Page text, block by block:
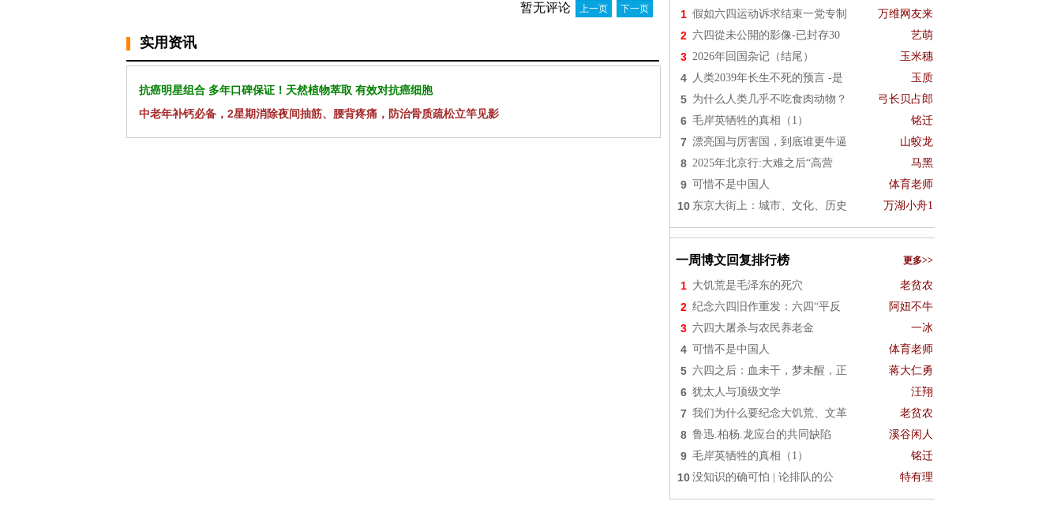
暂无评论 上一页 下一页
实用资讯
抗癌明星组合 多年口碑保证！天然植物萃取 有效对抗癌细胞
中老年补钙必备，2星期消除夜间抽筋、腰背疼痛，防治骨质疏松立竿见影
1 假如六四运动诉求结束一党专制 万维网友来
2 六四從未公開的影像-已封存30 艺萌
3 2026年回国杂记（结尾） 玉米穗
4 人类2039年长生不死的预言 -是 玉质
5 为什么人类几乎不吃食肉动物？ 弓长贝占郎
6 毛岸英牺牲的真相（1） 铭迁
7 漂亮国与厉害国，到底谁更牛逼 山蛟龙
8 2025年北京行:大难之后“高营 马黑
9 可惜不是中国人 体育老师
10 东京大街上：城市、文化、历史 万湖小舟1
一周博文回复排行榜 更多>>
1 大饥荒是毛泽东的死穴 老贫农
2 纪念六四旧作重发：六四“平反 阿妞不牛
3 六四大屠杀与农民养老金 一冰
4 可惜不是中国人 体育老师
5 六四之后：血未干，梦未醒，正 蒋大仁勇
6 犹太人与顶级文学 汪翔
7 我们为什么要纪念大饥荒、文革 老贫农
8 鲁迅.柏杨.龙应台的共同缺陷 溪谷闲人
9 毛岸英牺牲的真相（1） 铭迁
10 没知识的确可怕 | 论排队的公 特有理